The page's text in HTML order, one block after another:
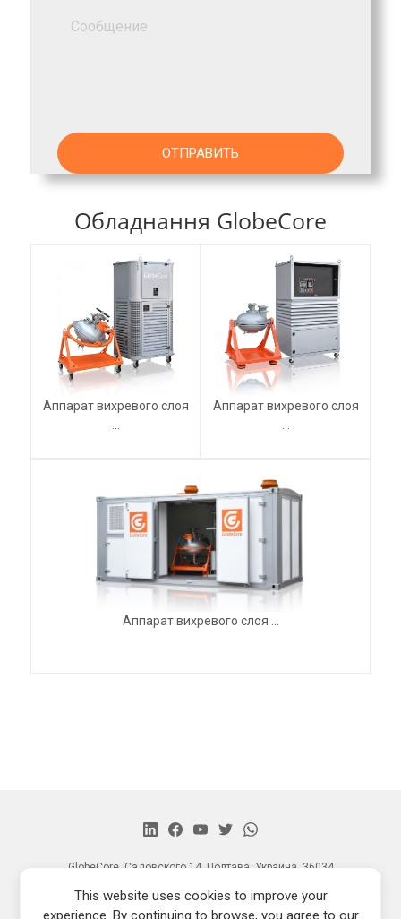
Обладнання GlobeCore
Аппарат вихревого слоя
Аппарат вихревого слоя
Аппарат вихревого слоя ...
Продукция
GlobeCore, Садовского 14, Полтава, Украина, 36034
This website uses cookies to improve your
experience. By continuing to browse, you agree to our